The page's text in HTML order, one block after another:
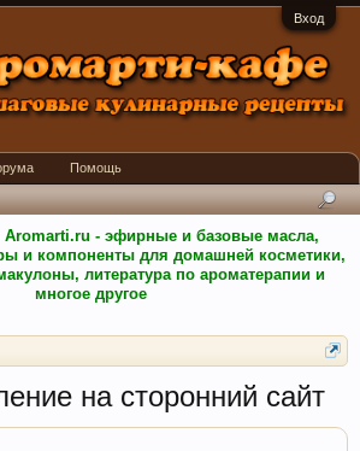
Вход
Aromarti.ru - эфирные и базовые масла,
и компоненты для домашней косметики,
литература по ароматерапии и
многое другое
на сторонний сайт
Помощь